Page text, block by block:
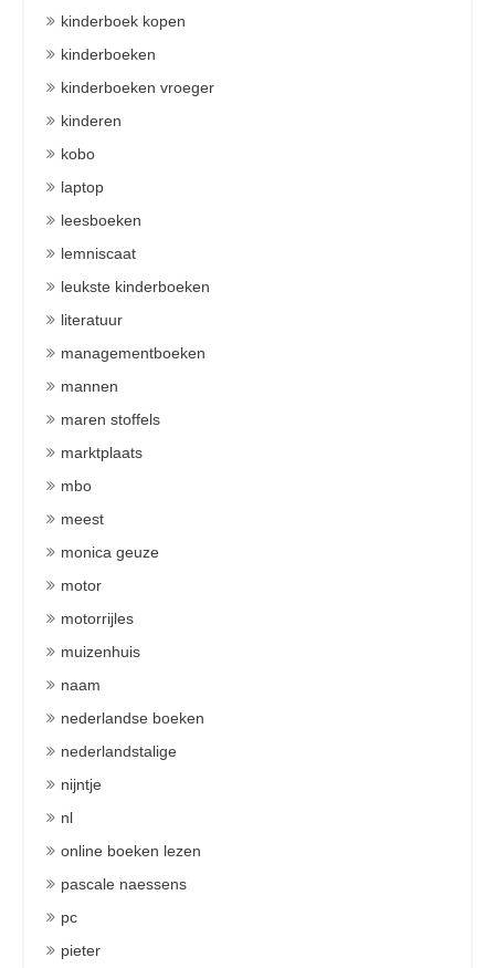
kinderboek kopen
kinderboeken
kinderboeken vroeger
kinderen
kobo
laptop
leesboeken
lemniscaat
leukste kinderboeken
literatuur
managementboeken
mannen
maren stoffels
marktplaats
mbo
meest
monica geuze
motor
motorrijles
muizenhuis
naam
nederlandse boeken
nederlandstalige
nijntje
nl
online boeken lezen
pascale naessens
pc
pieter